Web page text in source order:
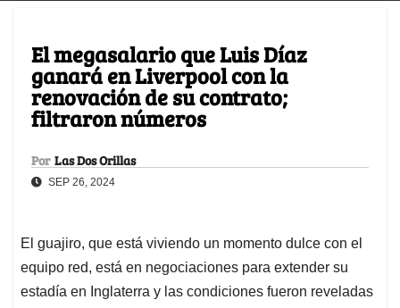
El megasalario que Luis Díaz
ganará en Liverpool con la
renovación de su contrato;
filtraron números
Por Las Dos Orillas
SEP 26, 2024
El guajiro, que está viviendo un momento dulce con el
equipo red, está en negociaciones para extender su
estadía en Inglaterra y las condiciones fueron reveladas